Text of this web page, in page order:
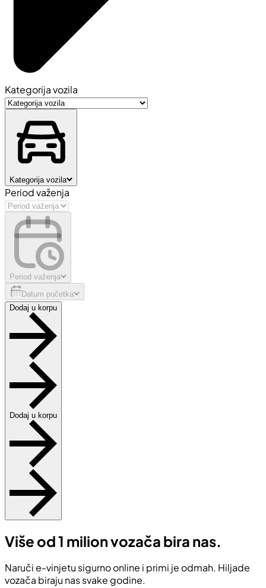
Kategorija vozila
Kategorija vozila
Period važenja
Period važenja
Datum početka
Dodaj u korpu
Dodaj u korpu
Više od 1 milion vozača bira nas.
Naruči e-vinjetu sigurno online i primi je odmah. Hiljade
vozača biraju nas svake godine.